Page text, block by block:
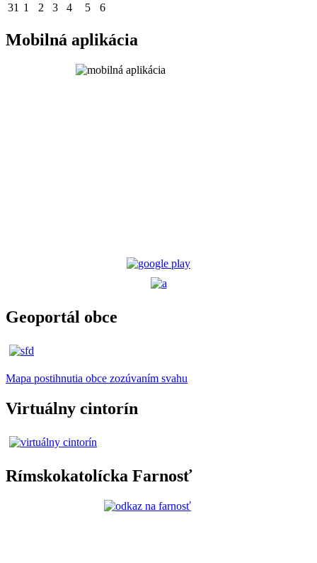
31 1 2 3 4 5 6
Mobilná aplikácia
Geoportál obce
Mapa postihnutia obce zozúvaním svahu
Virtuálny cintorín
Rímskokatolícka Farnosť